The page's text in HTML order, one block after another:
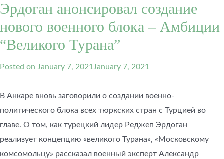
Эрдоган анонсировал создание
нового военного блока – Амбиции
“Великого Турана”
Posted on January 7, 2021January 7, 2021
В Анкаре вновь заговорили о создании военно-
политического блока всех тюркских стран с Турцией во
главе. О том, как турецкий лидер Реджеп Эрдоган
реализует концепцию «великого Турана», «Московскому
комсомольцу» рассказал военный эксперт Александр